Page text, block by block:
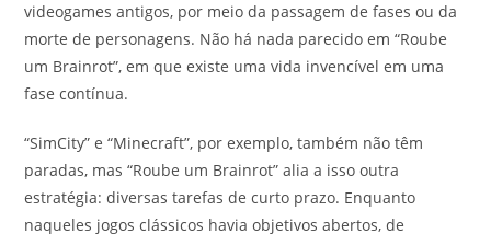
videogames antigos, por meio da passagem de fases ou da
morte de personagens. Não há nada parecido em “Roube
um Brainrot”, em que existe uma vida invencível em uma
fase contínua.
“SimCity” e “Minecraft”, por exemplo, também não têm
paradas, mas “Roube um Brainrot” alia a isso outra
estratégia: diversas tarefas de curto prazo. Enquanto
naqueles jogos clássicos havia objetivos abertos, de